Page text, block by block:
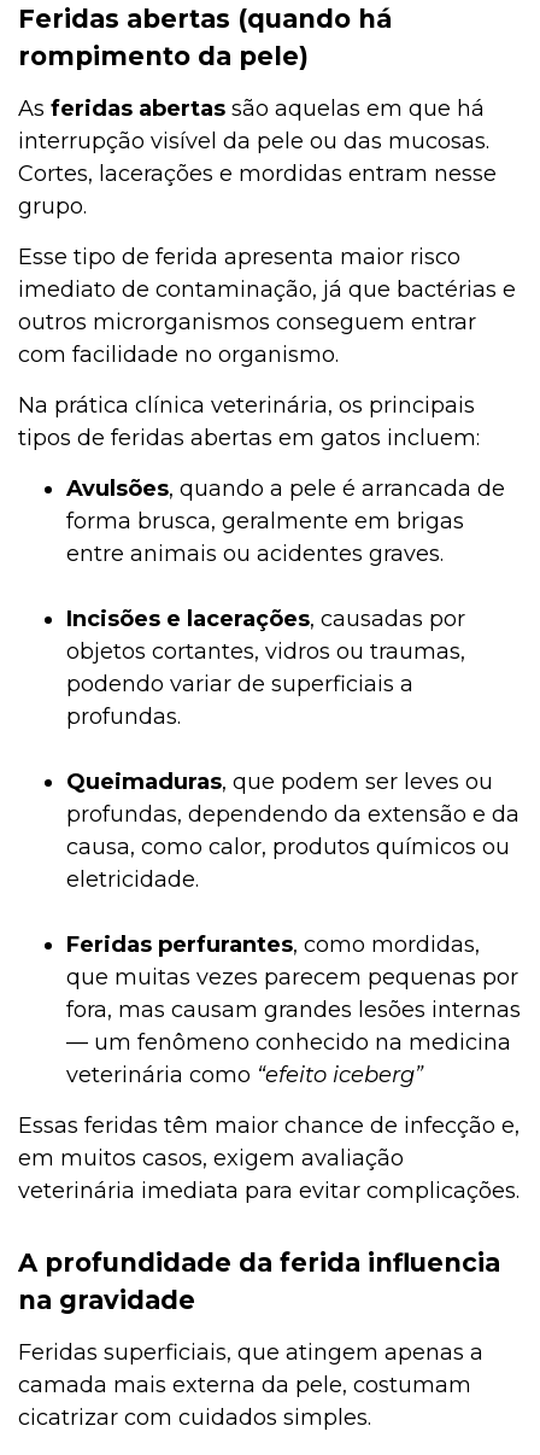
Feridas abertas (quando há
rompimento da pele)
As feridas abertas são aquelas em que há
interrupção visível da pele ou das mucosas.
Cortes, lacerações e mordidas entram nesse
grupo.
Esse tipo de ferida apresenta maior risco
imediato de contaminação, já que bactérias e
outros microrganismos conseguem entrar
com facilidade no organismo.
Na prática clínica veterinária, os principais
tipos de feridas abertas em gatos incluem:
Avulsões, quando a pele é arrancada de
forma brusca, geralmente em brigas
entre animais ou acidentes graves.
Incisões e lacerações, causadas por
objetos cortantes, vidros ou traumas,
podendo variar de superficiais a
profundas.
Queimaduras, que podem ser leves ou
profundas, dependendo da extensão e da
causa, como calor, produtos químicos ou
eletricidade.
Feridas perfurantes, como mordidas,
que muitas vezes parecem pequenas por
fora, mas causam grandes lesões internas
— um fenômeno conhecido na medicina
veterinária como “efeito iceberg”
Essas feridas têm maior chance de infecção e,
em muitos casos, exigem avaliação
veterinária imediata para evitar complicações.
A profundidade da ferida influencia
na gravidade
Feridas superficiais, que atingem apenas a
camada mais externa da pele, costumam
cicatrizar com cuidados simples.